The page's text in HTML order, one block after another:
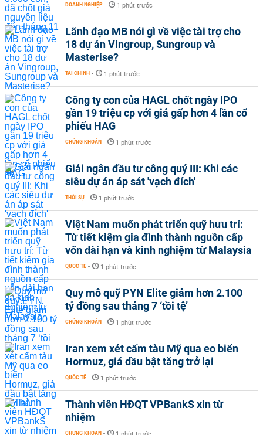
DOANH NGHIỆP - 1 phút trước
Lãnh đạo MB nói gì về việc tài trợ cho
18 dự án Vingroup, Sungroup và
Masterise?
TÀI CHÍNH - 1 phút trước
Công ty con của HAGL chốt ngày IPO
gần 19 triệu cp với giá gấp hơn 4 lần cổ
phiếu HAG
CHỨNG KHOÁN - 1 phút trước
Giải ngân đầu tư công quý III: Khi các
siêu dự án áp sát 'vạch đích'
THỜI SỰ - 1 phút trước
Việt Nam muốn phát triển quỹ hưu trí:
Từ tiết kiệm gia đình thành nguồn cấp
vốn dài hạn và kinh nghiệm từ Malaysia
QUỐC TẾ - 1 phút trước
Quy mô quỹ PYN Elite giảm hơn 2.100
tỷ đồng sau tháng 7 ‘tồi tệ’
CHỨNG KHOÁN - 1 phút trước
Iran xem xét cấm tàu Mỹ qua eo biển
Hormuz, giá dầu bật tăng trở lại
QUỐC TẾ - 1 phút trước
Thành viên HĐQT VPBankS xin từ
nhiệm
CHỨNG KHOÁN -